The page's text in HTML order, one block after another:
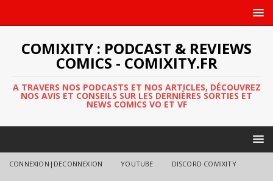
COMIXITY : PODCAST & REVIEWS
COMICS - COMIXITY.FR
A TRAVERS NOS PODCASTS ET NOS ARTICLES, DÉCOUVREZ
NOS AVIS ET CONSEILS SUR LES DERNIÈRES SORTIES ET
NEWS COMICS VO ET VF
CONNEXION|DECONNEXION YOUTUBE DISCORD COMIXITY